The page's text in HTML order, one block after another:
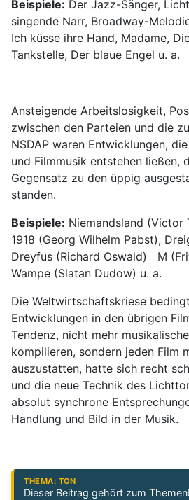
Beispiele: Der Jazz-Sänger,
singende Narr, Broadway-
Ich küsse ihre Hand, Madame,
Tankstelle, Der blaue Engel u. a.
Ansteigende Arbeitslosigkeit,
zwischen den Parteien und die
NSDAP waren Entwicklungen,
und Filmmusik entstehen ließen,
Gegensatz zu den üppig
standen.
Beispiele: Niemandsland (Victor
1918 (Georg Wilhelm Pabst),
Dreyfus (Richard Oswald) M
Wampe (Slatan Dudow) u. a.
Die Weltwirtschaftskriese
Entwicklungen in den übrigen
Tendenz, nicht mehr
kompilieren, sondern jeden Film
auszustatten, hatte sich recht
und die neue Technik des
absolut synchrone
Handlung und Bild in der Musik.
THEMA: TON
Dieser Beitrag gehört zum